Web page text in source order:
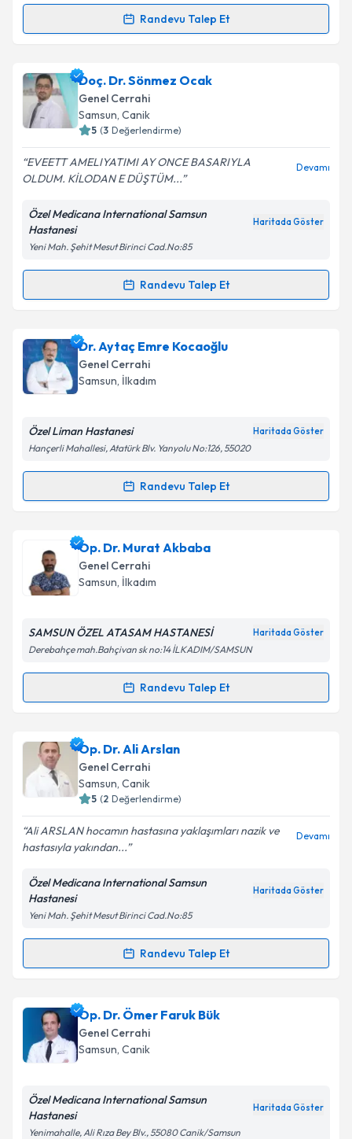
Takvim Talebini Gönder
Randevu Talep Et
Randevu Takvimi Talebi
Doç. Dr. Oktay Karaköseiçin randevu takvimi talebi
oluşturun. Size bu uzmandan randevu almanız için bir
takvim hazırlandığında e-posta ile bilgilendireceğiz.
Kişisel verilerimin işlenmesine ilişkin
Aydınlatma
Metni
kapsamda işlenmesini kabul ediyorum.
Takvim Talebini Gönder
Doç. Dr. Sönmez Ocak
Genel Cerrahi
Samsun, Canik
5 (3 Değerlendirme)
EVEETT AMELIYATIMI AY ONCE BASARIYLA
OLDUM. KİLODAN E DÜŞTÜM...
Devamı
Özel Medicana International Samsun
Hastanesi
Haritada Göster
Yeni Mah. Şehit Mesut Birinci Cad.No:85
Randevu Talep Et
Randevu Takvimi Talebi
Doç. Dr. Sönmez Ocakiçin randevu takvimi talebi
oluşturun. Size bu uzmandan randevu almanız için bir
takvim hazırlandığında e-posta ile bilgilendireceğiz.
Kişisel verilerimin işlenmesine ilişkin
Metni'ni okudum ve kişisel verilerimin belirtilen
Takvim Talebini Gönder
Dr. Aytaç Emre Kocaoğlu
Genel Cerrahi
Samsun, İlkadım
Özel Liman Hastanesi Haritada Göster
Hançerli Mahallesi, Atatürk Blv. Yanyolu No:126, 55020
Randevu Talep Et
Randevu Takvimi Talebi
Dr. Aytaç Emre Kocaoğluiçin randevu takvimi talebi
oluşturun. Size bu uzmandan randevu almanız için bir
takvim hazırlandığında e-posta ile bilgilendireceğiz.
Kişisel verilerimin işlenmesine ilişkin
Metni'ni okudum ve kişisel verilerimin belirtilen
Takvim Talebini Gönder
Op. Dr. Murat Akbaba
Genel Cerrahi
Samsun, İlkadım
SAMSUN ÖZEL ATASAM HASTANESİ Haritada Göster
Derebahçe mah.Bahçivan sk no:14 İLKADIM/SAMSUN
Randevu Talep Et
Randevu Takvimi Talebi
Op. Dr. Murat Akbabaiçin randevu takvimi talebi
oluşturun. Size bu uzmandan randevu almanız için bir
takvim hazırlandığında e-posta ile bilgilendireceğiz.
Kişisel verilerimin işlenmesine ilişkin
Aydınlatma
Metni
kapsamda işlenmesini kabul ediyorum.
Takvim Talebini Gönder
Op. Dr. Ali Arslan
Genel Cerrahi
Samsun, Canik
5 (2 Değerlendirme)
Ali ARSLAN hocamın hastasına yaklaşımları nazik ve
hastasıyla yakından...
Devamı
Özel Medicana International Samsun
Hastanesi
Haritada Göster
Yeni Mah. Şehit Mesut Birinci Cad.No:85
Randevu Talep Et
Randevu Takvimi Talebi
Op. Dr. Ali Arslaniçin randevu takvimi talebi
oluşturun. Size bu uzmandan randevu almanız için bir
takvim hazırlandığında e-posta ile bilgilendireceğiz.
Op. Dr. Ömer Faruk Bük
Genel Cerrahi
Samsun, Canik
Özel Medicana International Samsun
Hastanesi
Haritada Göster
Yenimahalle, Ali Rıza Bey Blv., 55080 Canik/Samsun